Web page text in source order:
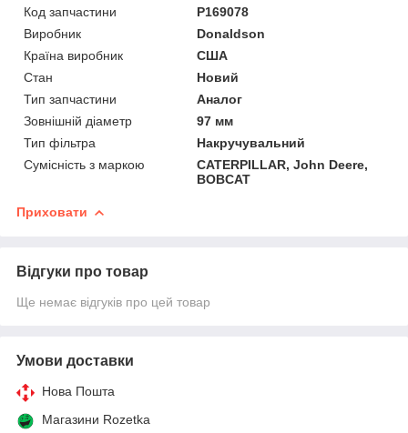
Код запчастини
P169078
Виробник
Donaldson
Країна виробник
США
Стан
Новий
Тип запчастини
Аналог
Зовнішній діаметр
97 мм
Тип фільтра
Накручувальний
Сумісність з маркою
CATERPILLAR, John Deere,
BOBCAT
Приховати
Відгуки про товар
Ще немає відгуків про цей товар
Умови доставки
Нова Пошта
Магазини Rozetka